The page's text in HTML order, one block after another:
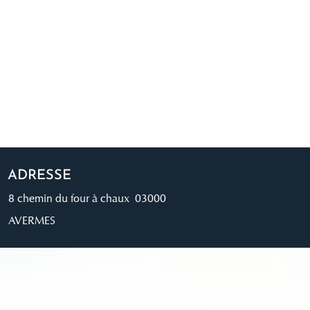
ADRESSE
8 chemin du four à chaux 03000
AVERMES